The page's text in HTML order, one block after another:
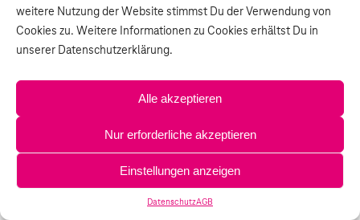
weitere Nutzung der Website stimmst Du der Verwendung von
Cookies zu. Weitere Informationen zu Cookies erhältst Du in
unserer Datenschutzerklärung.
Alle akzeptieren
Nur erforderliche akzeptieren
Einstellungen anzeigen
DatenschutzAGB